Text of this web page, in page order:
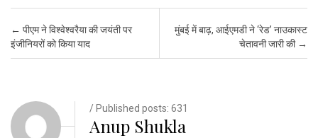
Post navigation
← पीएम ने विश्वेश्वरैया की जयंती पर
इंजीनियरों को किया याद
मुंबई में बाढ़, आईएमडी ने ‘रेड’ नाउकास्ट
चेतावनी जारी की →
/ Published posts: 631
Anup Shukla